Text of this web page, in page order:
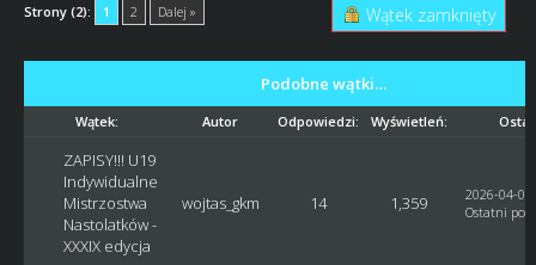
Strony (2): 1 2 Dalej » Wątek zamknięty
Podobne wątki…
Wątek: Autor Odpowiedzi: Wyświetleń:
ZAPISY!!! U19
Indywidualne
Mistrzostwa
Nastolatków -
XXXIX edycja
wojtas_gkm 14 1,359
2026-04-
Ostatni post